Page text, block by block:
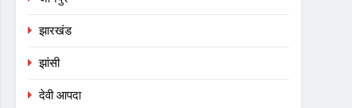
झारखंड
झांसी
देवी आपदा